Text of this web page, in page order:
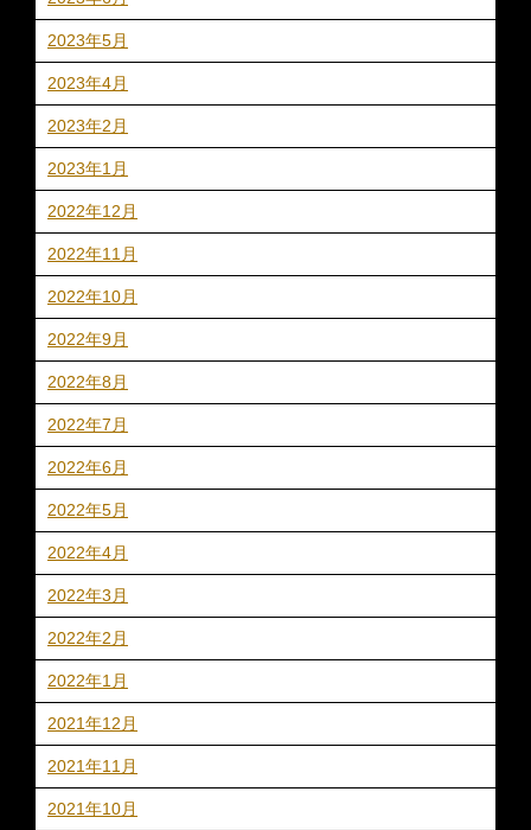
2023年5月
2023年4月
2023年2月
2023年1月
2022年12月
2022年11月
2022年10月
2022年9月
2022年8月
2022年7月
2022年6月
2022年5月
2022年4月
2022年3月
2022年2月
2022年1月
2021年12月
2021年11月
2021年10月